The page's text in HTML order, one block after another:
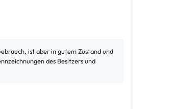
ist aber in gutem Zustand und
des Besitzers und